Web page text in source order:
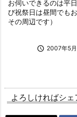
お伺いできるのは平
び祝祭日は昼間でも
その周辺です）
 2007年5
よろしければシ